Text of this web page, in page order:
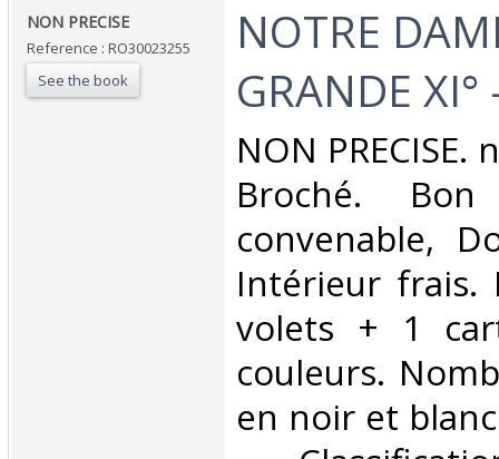
‎NON PRECISE‎
Reference : RO30023255
See the book
‎NOTRE
GRANDE XI°
‎NON
Broché.
convenable,
Intérieur frais.
volets + 1
couleurs.
en noir et